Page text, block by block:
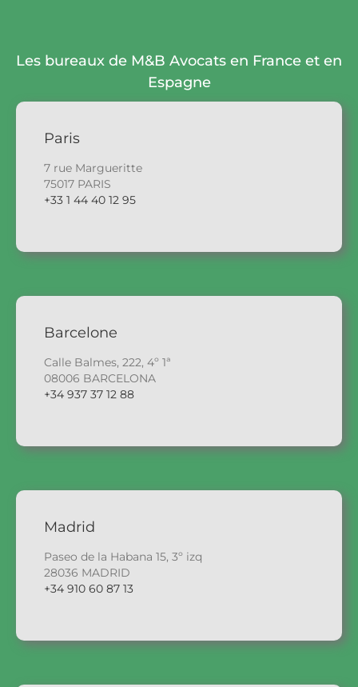
Les bureaux de M&B Avocats en France et en
Espagne
Paris
7 rue Margueritte
75017 PARIS
+33 1 44 40 12 95
Barcelone
Calle Balmes, 222, 4º 1ª
08006 BARCELONA
+34 937 37 12 88
Madrid
Paseo de la Habana 15, 3º izq
28036 MADRID
+34 910 60 87 13